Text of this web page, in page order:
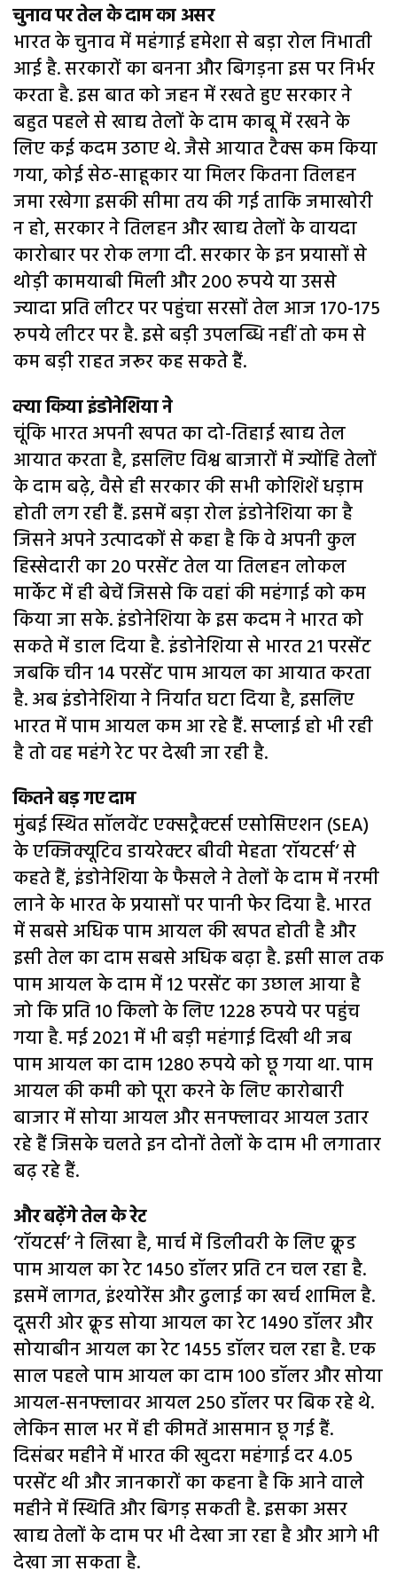
चुनाव पर तेल के दाम का असर
भारत के चुनाव में महंगाई हमेशा से बड़ा रोल निभाती
आई है. सरकारों का बनना और बिगड़ना इस पर निर्भर
करता है. इस बात को जहन में रखते हुए सरकार ने
बहुत पहले से खाद्य तेलों के दाम काबू में रखने के
लिए कई कदम उठाए थे. जैसे आयात टैक्स कम किया
गया, कोई सेठ-साहूकार या मिलर कितना तिलहन
जमा रखेगा इसकी सीमा तय की गई ताकि जमाखोरी
न हो, सरकार ने तिलहन और खाद्य तेलों के वायदा
कारोबार पर रोक लगा दी. सरकार के इन प्रयासों से
थोड़ी कामयाबी मिली और 200 रुपये या उससे
ज्यादा प्रति लीटर पर पहुंचा सरसों तेल आज 170-175
रुपये लीटर पर है. इसे बड़ी उपलब्धि नहीं तो कम से
कम बड़ी राहत जरूर कह सकते हैं.
क्या किया इंडोनेशिया ने
चूंकि भारत अपनी खपत का दो-तिहाई खाद्य तेल
आयात करता है, इसलिए विश्व बाजारों में ज्योंहि तेलों
के दाम बढ़े, वैसे ही सरकार की सभी कोशिशें धड़ाम
होती लग रही हैं. इसमें बड़ा रोल इंडोनेशिया का है
जिसने अपने उत्पादकों से कहा है कि वे अपनी कुल
हिस्सेदारी का 20 परसेंट तेल या तिलहन लोकल
मार्केट में ही बेचें जिससे कि वहां की महंगाई को कम
किया जा सके. इंडोनेशिया के इस कदम ने भारत को
सकते में डाल दिया है. इंडोनेशिया से भारत 21 परसेंट
जबकि चीन 14 परसेंट पाम आयल का आयात करता
है. अब इंडोनेशिया ने निर्यात घटा दिया है, इसलिए
भारत में पाम आयल कम आ रहे हैं. सप्लाई हो भी रही
है तो वह महंगे रेट पर देखी जा रही है.
कितने बड़ गए दाम
मुंबई स्थित सॉलवेंट एक्सट्रैक्टर्स एसोसिएशन (SEA)
के एक्जिक्यूटिव डायरेक्टर बीवी मेहता ‘रॉयटर्स‘ से
कहते हैं, इंडोनेशिया के फैसले ने तेलों के दाम में नरमी
लाने के भारत के प्रयासों पर पानी फेर दिया है. भारत
में सबसे अधिक पाम आयल की खपत होती है और
इसी तेल का दाम सबसे अधिक बढ़ा है. इसी साल तक
पाम आयल के दाम में 12 परसेंट का उछाल आया है
जो कि प्रति 10 किलो के लिए 1228 रुपये पर पहुंच
गया है. मई 2021 में भी बड़ी महंगाई दिखी थी जब
पाम आयल का दाम 1280 रुपये को छू गया था. पाम
आयल की कमी को पूरा करने के लिए कारोबारी
बाजार में सोया आयल और सनफ्लावर आयल उतार
रहे हैं जिसके चलते इन दोनों तेलों के दाम भी लगातार
बढ़ रहे हैं.
और बढ़ेंगे तेल के रेट
‘रॉयटर्स’ ने लिखा है, मार्च में डिलीवरी के लिए क्रूड
पाम आयल का रेट 1450 डॉलर प्रति टन चल रहा है.
इसमें लागत, इंश्योरेंस और ढुलाई का खर्च शामिल है.
दूसरी ओर क्रूड सोया आयल का रेट 1490 डॉलर और
सोयाबीन आयल का रेट 1455 डॉलर चल रहा है. एक
साल पहले पाम आयल का दाम 100 डॉलर और सोया
आयल-सनफ्लावर आयल 250 डॉलर पर बिक रहे थे.
लेकिन साल भर में ही कीमतें आसमान छू गई हैं.
दिसंबर महीने में भारत की खुदरा महंगाई दर 4.05
परसेंट थी और जानकारों का कहना है कि आने वाले
महीने में स्थिति और बिगड़ सकती है. इसका असर
खाद्य तेलों के दाम पर भी देखा जा रहा है और आगे भी
देखा जा सकता है.